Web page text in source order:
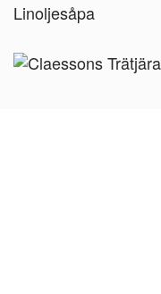
Linoljesåpa